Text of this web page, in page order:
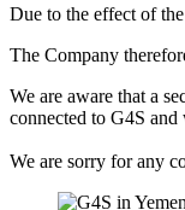
Due to the effect of
The Company
We are aware that a
connected to G4S
We are sorry for any